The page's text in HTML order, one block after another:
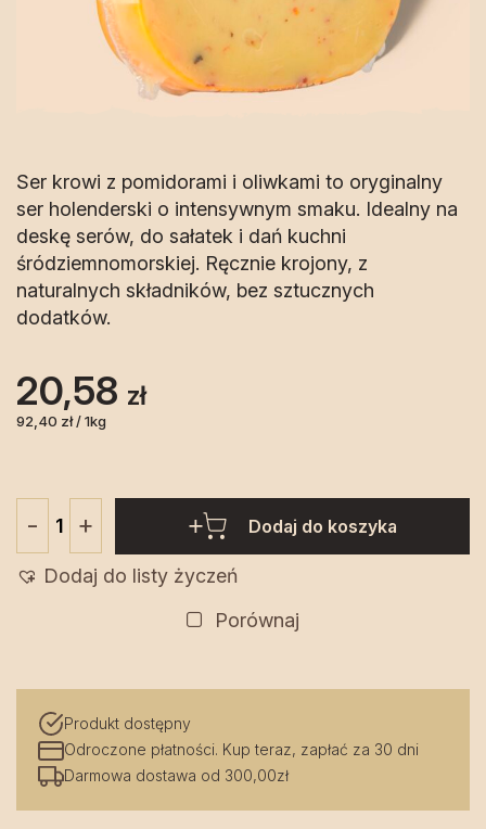
Ser krowi z pomidorami i oliwkami to oryginalny
ser holenderski o intensywnym smaku. Idealny na
deskę serów, do sałatek i dań kuchni
śródziemnomorskiej. Ręcznie krojony, z
naturalnych składników, bez sztucznych
dodatków.
20,58 zł
92,40 zł / 1kg
-
Ser
200
Hol-
Ser
+ Dodaj do koszyka
Dodaj do listy życzeń
Porównaj
Produkt dostępny
Odroczone płatności. Kup teraz, zapłać za 30 dni
Darmowa dostawa od 300,00zł